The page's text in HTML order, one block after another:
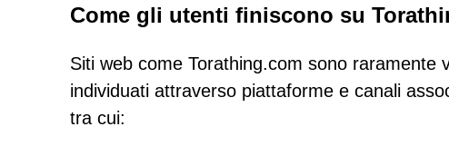
Come gli utenti finiscono su
Siti web come Torathing.com sono
individuati attraverso piattaforme e canali
tra cui: